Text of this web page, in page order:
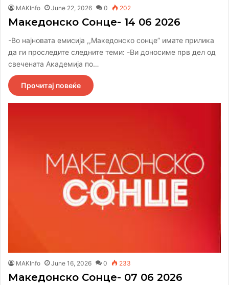
MAKInfo June 22, 2026 0 202
Македонско Сонце- 14 06 2026
-Во најновата емисија ,,Македонско сонце” имате прилика
да ги проследите следните теми: -Ви доносиме прв дел од
свечената Академија по…
Прочитај повеќе
MAKInfo June 16, 2026 0 233
Македонско Сонце- 07 06 2026